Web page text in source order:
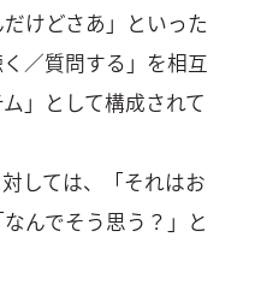
けどさあ」といった
／質問する」を相互
」として構成されて
しては、「それはお
んでそう思う？」と